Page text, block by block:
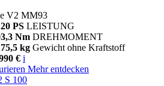
V2 MM93
PS LEISTUNG
Nm DREHMOMENT
kg Gewicht ohne Kraftstoff
€ i
Mehr entdecken
S 100